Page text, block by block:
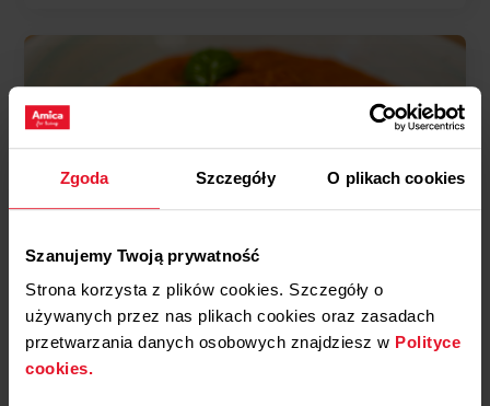
Zgoda Szczegóły O plikach cookies
Szanujemy Twoją prywatność
Strona korzysta z plików cookies. Szczegóły o
używanych przez nas plikach cookies oraz zasadach
przetwarzania danych osobowych znajdziesz w Polityce
cookies.
Tomato soup in 30 minutes